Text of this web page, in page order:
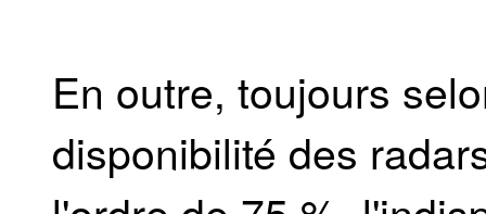
En outre, toujours
disponibilité des